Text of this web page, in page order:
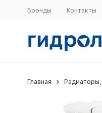
Бренды Контакты
Главная